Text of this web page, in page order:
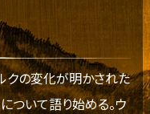
クの変化が明かされた
ついて語り始める。ウ